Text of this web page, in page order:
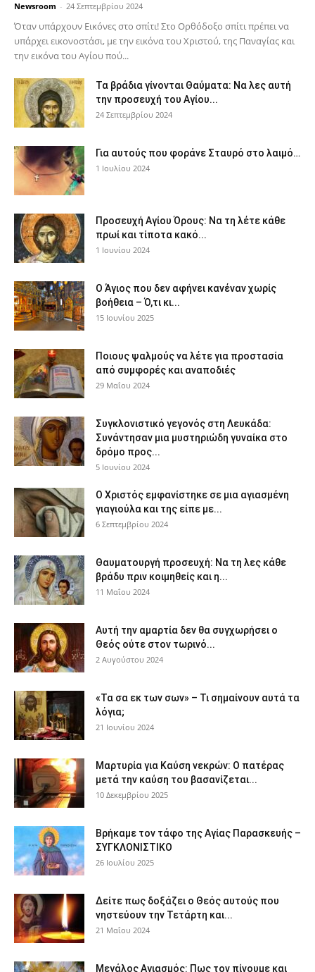
Newsroom - 24 Σεπτεμβρίου 2024
Όταν υπάρχουν Εικόνες στο σπίτι! Στο Ορθόδοξο σπίτι πρέπει να
υπάρχει εικονοστάσι, με την εικόνα του Χριστού, της Παν­αγίας και
την εικόνα του Αγίου πού...
Τα βράδια γίνονται Θαύματα: Να λες αυτή
την προσευχή του Αγίου...
24 Σεπτεμβρίου 2024
Για αυτούς που φοράνε Σταυρό στο λαιμό…
1 Ιουλίου 2024
Προσευχή Αγίου Όρους: Να τη λέτε κάθε
πρωί και τίποτα κακό...
1 Ιουνίου 2024
Ο Άγιος που δεν αφήνει κανέναν χωρίς
βοήθεια – Ό,τι κι...
15 Ιουνίου 2025
Ποιους ψαλμούς να λέτε για προστασία
από συμφορές και αναποδιές
29 Μαΐου 2024
Συγκλονιστικό γεγονός στη Λευκάδα:
Συνάντησαν μια μυστηριώδη γυναίκα στο
δρόμο προς...
5 Ιουνίου 2024
Ο Χριστός εμφανίστηκε σε μια αγιασμένη
γιαγιούλα και της είπε με...
6 Σεπτεμβρίου 2024
Θαυματουργή προσευχή: Να τη λες κάθε
βράδυ πριν κοιμηθείς και η...
11 Μαΐου 2024
Αυτή την αμαρτία δεν θα συγχωρήσει ο
Θεός ούτε στον τωρινό...
2 Αυγούστου 2024
«Τα σα εκ των σων» – Τι σημαίνουν αυτά τα
λόγια;
21 Ιουνίου 2024
Μαρτυρία για Καύση νεκρών: Ο πατέρας
μετά την καύση του βασανίζεται...
10 Δεκεμβρίου 2025
Βρήκαμε τον τάφο της Αγίας Παρασκευής –
ΣΥΓΚΛΟΝΙΣΤΙΚΟ
26 Ιουλίου 2025
Δείτε πως δοξάζει ο Θεός αυτούς που
νηστεύουν την Τετάρτη και...
21 Μαΐου 2024
Μεγάλος Αγιασμός: Πως τον πίνουμε και